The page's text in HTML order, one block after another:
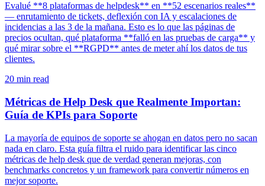
Evalué **8 plataformas de helpdesk** en **52 escenarios reales**
— enrutamiento de tickets, deflexión con IA y escalaciones de
incidencias a las 3 de la mañana. Esto es lo que las páginas de
precios ocultan, qué plataforma **falló en las pruebas de carga** y
qué mirar sobre el **RGPD** antes de meter ahí los datos de tus
clientes.
20 min read
Métricas de Help Desk que Realmente Importan:
Guía de KPIs para Soporte
La mayoría de equipos de soporte se ahogan en datos pero no sacan
nada en claro. Esta guía filtra el ruido para identificar las cinco
métricas de help desk que de verdad generan mejoras, con
benchmarks concretos y un framework para convertir números en
mejor soporte.